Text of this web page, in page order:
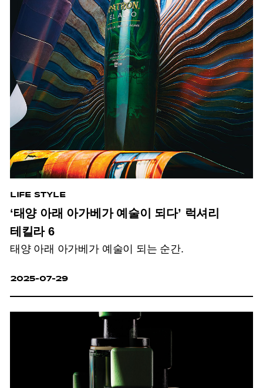
LIFE STYLE
‘태양 아래 아가베가 예술이 되다’ 럭셔리
테킬라 6
태양 아래 아가베가 예술이 되는 순간.
2025-07-29